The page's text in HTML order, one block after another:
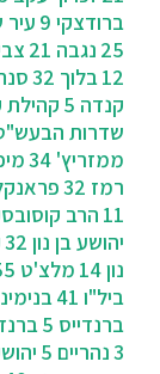
ברודצקי 9
עיר
25 נגבה 21
12בלוך 32
קנדה 5
קהילת
שדרות הבעש"ט
ממזריץ' 34
רמז 32
פראנקל
11 הרב
יהושע בן נון 32
נון 14
מלצ'ט 55
ביל"ו 41
בנימיני
ברנדייס 5
3נהריים 5